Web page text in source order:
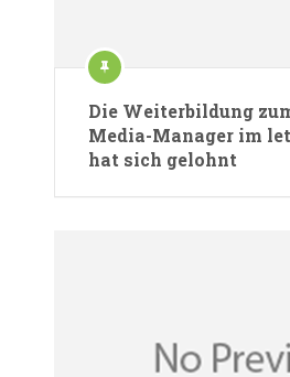
Die Weiterbildung
Media-Manager im
hat sich gelohnt